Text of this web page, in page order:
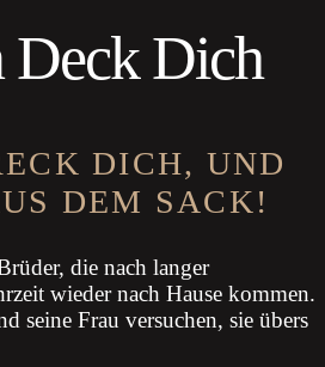
Deck Dich
DICH, UND
DEM SACK!
die nach langer
wieder nach Hause kommen.
seine Frau versuchen, sie übers